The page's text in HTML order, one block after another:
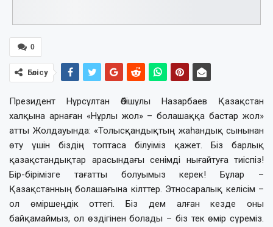
0
Бөлісу
Президент Нұрсұлтан Әбішұлы Назарбаев Қазақстан
халқына арнаған «Нұрлы жол» – болашаққа бастар жол»
атты Жолдауында: «Толысқандықтың жаһандық сынынан
өту үшін біздің топтаса білуіміз қажет. Біз барлық
қазақстандықтар арасындағы сенімді нығайтуға тиіспіз!
Бір-бірімізге тағатты болуымыз керек! Бұлар –
Қазақстанның болашағына кілттер. Этносаралық келісім –
ол өміршеңдік оттегі. Біз дем алған кезде оны
байқамаймыз, ол өздігінен болады – біз тек өмір сүреміз.